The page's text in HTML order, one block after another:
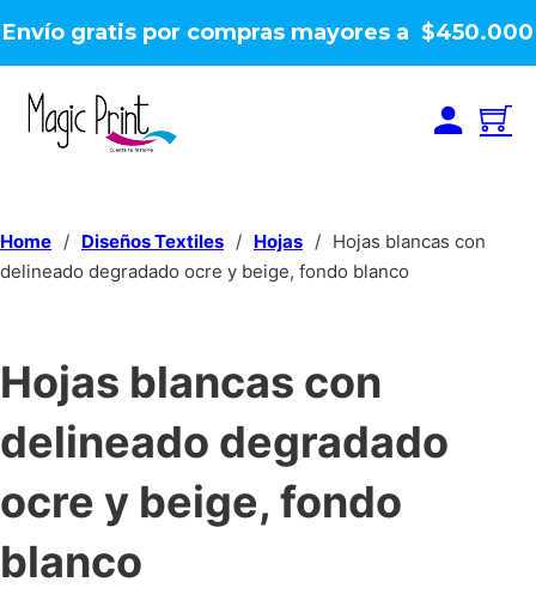
Envío gratis por compras mayores a $450.000
Home / Diseños Textiles / Hojas / Hojas blancas con
delineado degradado ocre y beige, fondo blanco
Hojas blancas con
delineado degradado
ocre y beige, fondo
blanco